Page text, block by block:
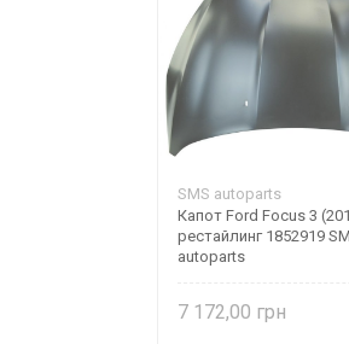
SMS autoparts
Капот Ford Focus 3
рестайлинг 1852919
autoparts
7 172,00